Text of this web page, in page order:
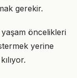
gerekir.
öncelikleri
yerine